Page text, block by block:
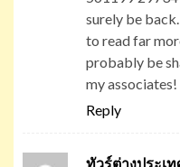
surely be
to read far
probably be
my
Reply
ทัวร์ต่างประเท